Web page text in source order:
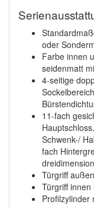
oder
Farbe innen
seidenmatt
4-seitige
11-fach
Schwenk-/
fach
Türgriff
Türgriff
Profilzylinder